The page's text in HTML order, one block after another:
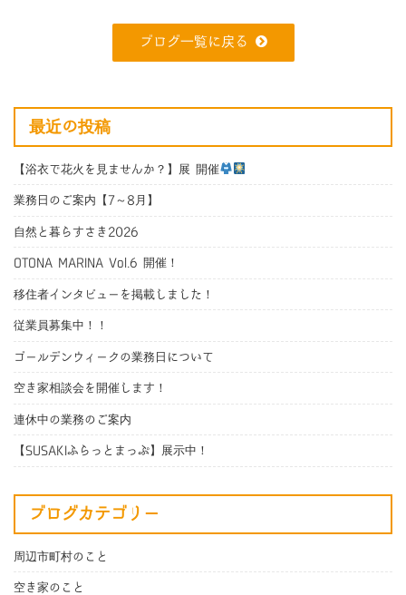
ブログ一覧に戻る
最近の投稿
【浴衣で花火を見ませんか？】展 開催
業務日のご案内【7～8月】
自然と暮らすさき2026
OTONA MARINA Vol.6 開催！
移住者インタビューを掲載しました！
従業員募集中！！
ゴールデンウィークの業務日について
空き家相談会を開催します！
連休中の業務のご案内
【SUSAKIふらっとまっぷ】展示中！
ブログカテゴリー
周辺市町村のこと
空き家のこと